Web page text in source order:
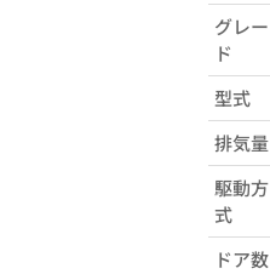
グレー
ド
型式
排気量
駆動方
式
ドア数